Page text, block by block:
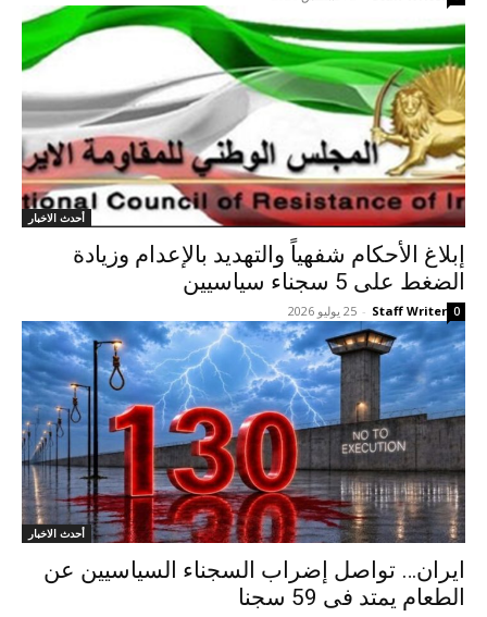
أحدث الاخبار
إبلاغ الأحكام شفهياً والتهديد بالإعدام وزيادة
الضغط على 5 سجناء سياسيين
Staff Writer
- 25 يوليو 2026 0
أحدث الاخبار
ایران… تواصل إضراب السجناء السياسيين عن
الطعام يمتد فی 59 سجنا